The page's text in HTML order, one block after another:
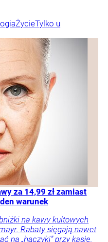
ŻycieTylko u
za 14,99 zł zamiast
warunek
na kawy kultowych
Rabaty sięgają nawet
na „haczyki” przy kasie.